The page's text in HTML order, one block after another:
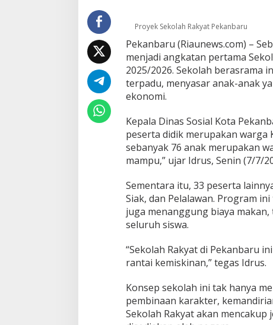
t
e
k
a
b
a
u
R
e
s
m
D
i
u
k
,
1
A
n
a
Proyek Sekolah Rakyat Pekanbaru
Pekanbaru (Riaunews.com) –
menjadi angkatan pertama
2025/2026. Sekolah berasrama
terpadu, menyasar anak-anak
ekonomi.
Kepala Dinas Sosial Kota
peserta didik merupakan warga
sebanyak 76 anak merupakan
mampu,” ujar Idrus, Senin (7/7/
Sementara itu, 33 peserta
Siak, dan Pelalawan. Program
juga menanggung biaya
seluruh siswa.
“Sekolah Rakyat di Pekanbaru
rantai kemiskinan,” tegas Idrus.
Konsep sekolah ini tak hanya
pembinaan karakter,
Sekolah Rakyat akan mencakup